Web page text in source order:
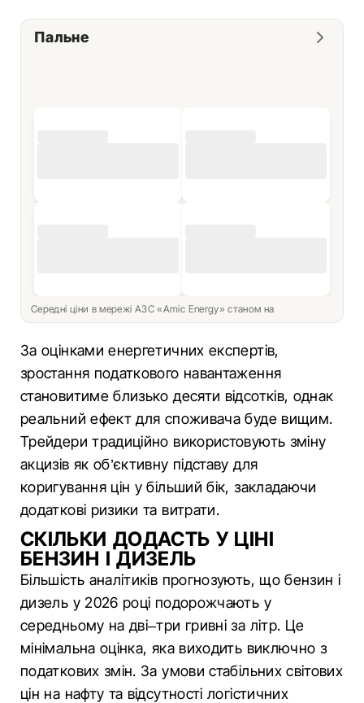
Пальне
Середні ціни в мережі АЗС «Amic Energy» станом на
За оцінками енергетичних експертів,
зростання податкового навантаження
становитиме близько десяти відсотків, однак
реальний ефект для споживача буде вищим.
Трейдери традиційно використовують зміну
акцизів як об’єктивну підставу для
коригування цін у більший бік, закладаючи
додаткові ризики та витрати.
СКІЛЬКИ ДОДАСТЬ У ЦІНІ
БЕНЗИН І ДИЗЕЛЬ
Більшість аналітиків прогнозують, що бензин і
дизель у 2026 році подорожчають у
середньому на дві–три гривні за літр. Це
мінімальна оцінка, яка виходить виключно з
податкових змін. За умови стабільних світових
цін на нафту та відсутності логістичних